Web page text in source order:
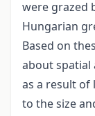
were grazed
Hungarian
Based on
about spatial
as a result of
to the size